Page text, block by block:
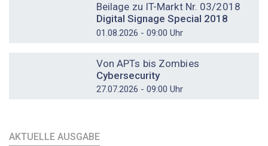
Beilage zu IT-Markt Nr. 03/2018
Digital Signage Special 2018
01.08.2026 - 09:00 Uhr
Von APTs bis Zombies
Cybersecurity
27.07.2026 - 09:00 Uhr
AKTUELLE AUSGABE